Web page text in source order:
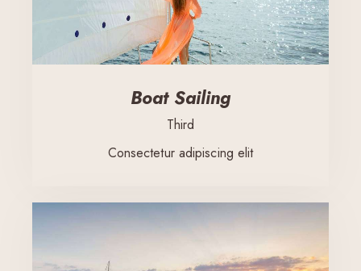
Boat Sailing
Third
Consectetur adipiscing elit